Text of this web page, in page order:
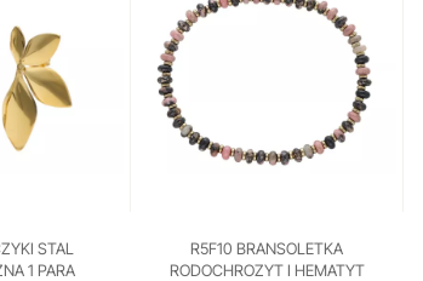
STAL
1 PARA
R5F10 BRANSOLETKA
RODOCHROZYT I HEMATYT